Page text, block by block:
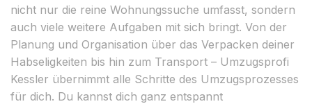
nicht nur die reine Wohnungssuche umfasst, sondern
auch viele weitere Aufgaben mit sich bringt. Von der
Planung und Organisation über das Verpacken deiner
Habseligkeiten bis hin zum Transport – Umzugsprofi
Kessler übernimmt alle Schritte des Umzugsprozesses
für dich. Du kannst dich ganz entspannt